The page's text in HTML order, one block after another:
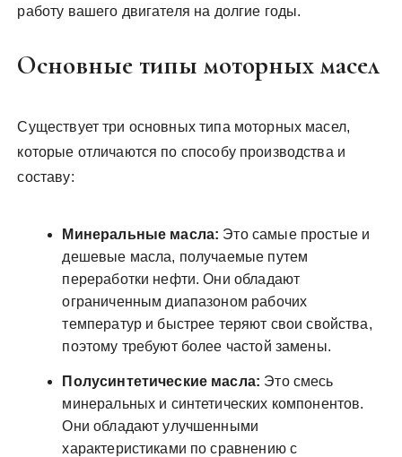
работу вашего двигателя на долгие годы.
Основные типы моторных масел
Существует три основных типа моторных масел,
которые отличаются по способу производства и
составу:
Минеральные масла: Это самые простые и
дешевые масла, получаемые путем
переработки нефти. Они обладают
ограниченным диапазоном рабочих
температур и быстрее теряют свои свойства,
поэтому требуют более частой замены.
Полусинтетические масла: Это смесь
минеральных и синтетических компонентов.
Они обладают улучшенными
характеристиками по сравнению с